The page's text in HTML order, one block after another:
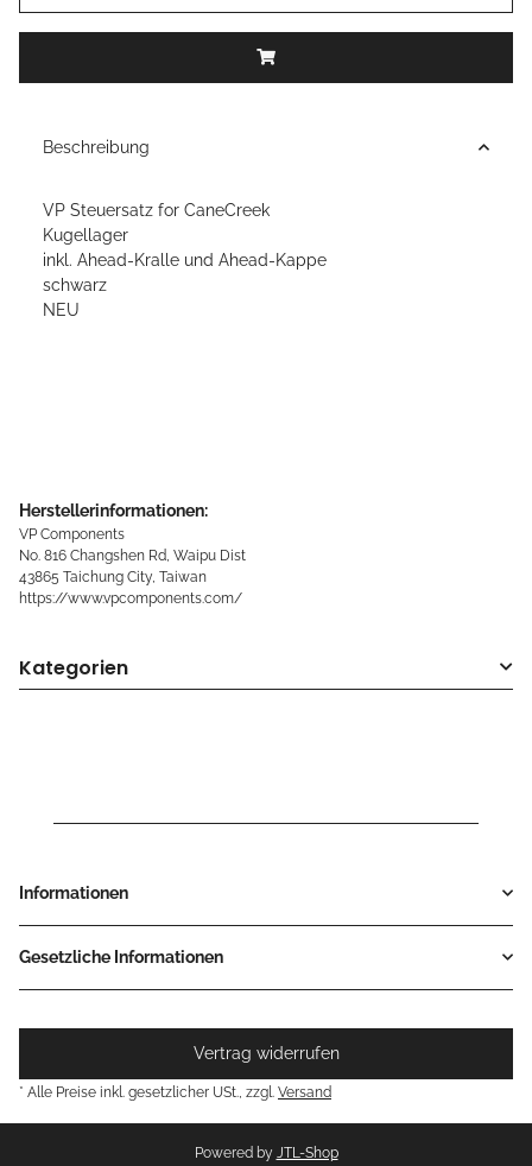
Beschreibung
VP Steuersatz for CaneCreek
Kugellager
inkl. Ahead-Kralle und Ahead-Kappe
schwarz
NEU
Herstellerinformationen:
VP Components
No. 816 Changshen Rd, Waipu Dist
43865 Taichung City, Taiwan
https://www.vpcomponents.com/
Kategorien
Informationen
Gesetzliche Informationen
Vertrag widerrufen
* Alle Preise inkl. gesetzlicher USt., zzgl. Versand
Powered by JTL-Shop